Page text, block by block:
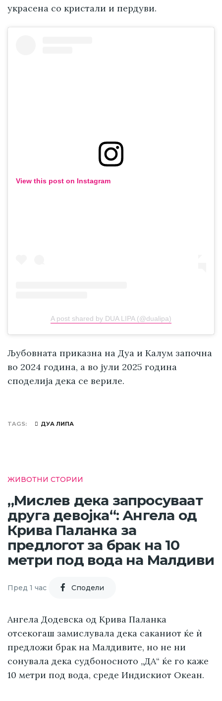
украсена со кристали и пердуви.
View this post on Instagram
A post shared by DUA LIPA (@dualipa)
Љубовната приказна на Дуа и Калум започна
во 2024 година, а во јули 2025 година
споделија дека се вериле.
TAGS ДУА ЛИПА
ЖИВОТНИ СТОРИИ
„Мислев дека запросуваат
друга девојка“: Ангела од
Крива Паланка за
предлогот за брак на 10
метри под вода на Малдиви
Пред 1 час Cподели
Ангела Додевска од Крива Паланка
отсекогаш замислувала дека саканиот ќе ѝ
предложи брак на Малдивите, но не ни
сонувала дека судбоносното „ДА“ ќе го каже
10 метри под вода, среде Индискиот Океан.